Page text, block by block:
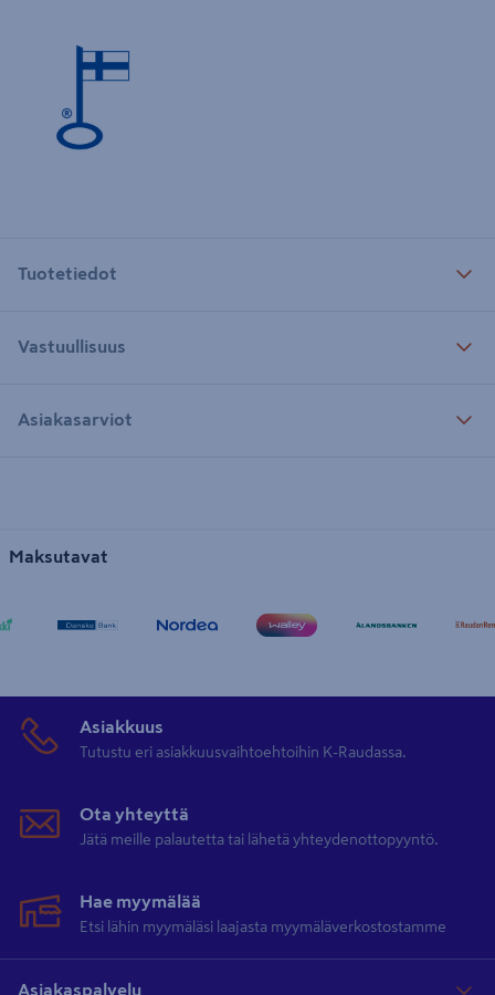
Tuotetiedot
Vastuullisuus
Asiakasarviot
Maksutavat
Asiakkuus
Tutustu eri asiakkuusvaihtoehtoihin K-Raudassa.
Ota yhteyttä
Jätä meille palautetta tai lähetä yhteydenottopyyntö.
Hae myymälää
Etsi lähin myymäläsi laajasta myymäläverkostostamme
Asiakaspalvelu